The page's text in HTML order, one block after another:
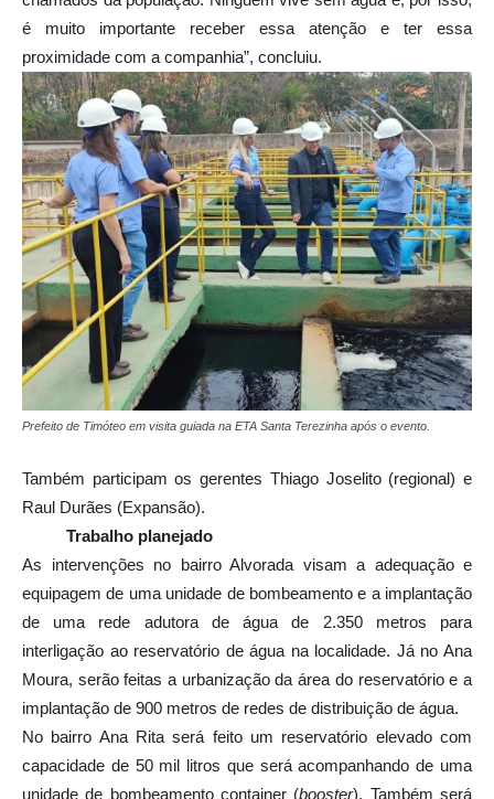
é muito importante receber essa atenção e ter essa
proximidade com a companhia”, concluiu.
Prefeito de Timóteo em visita guiada na ETA Santa Terezinha após o evento.